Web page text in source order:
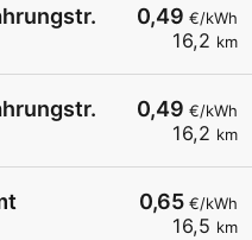
0,49 €/kWh
16,2 km
0,49 €/kWh
16,2 km
0,65 €/kWh
16,5 km